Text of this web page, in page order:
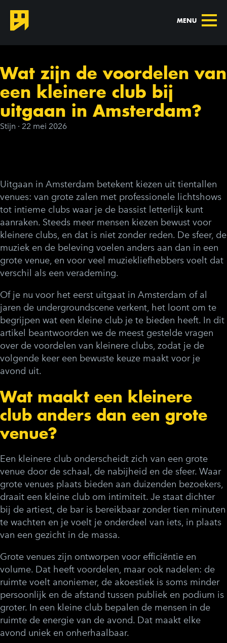
MENU
Wat zijn de voordelen van
een kleinere club bij
uitgaan in Amsterdam?
Stijn · 22 mei 2026
Uitgaan in Amsterdam betekent kiezen uit tientallen
venues: van grote zalen met professionele lichtshows
tot intieme clubs waar je de bassist letterlijk kunt
aanraken. Steeds meer mensen kiezen bewust voor
kleinere clubs, en dat is niet zonder reden. De sfeer, de
muziek en de beleving voelen anders aan dan in een
grote venue, en voor veel muziekliefhebbers voelt dat
verschil als een verademing.
Of je nu voor het eerst uitgaat in Amsterdam of al
jaren de undergroundscene verkent, het loont om te
begrijpen wat een kleine club je te bieden heeft. In dit
artikel beantwoorden we de meest gestelde vragen
over de voordelen van kleinere clubs, zodat je de
volgende keer een bewuste keuze maakt voor je
avond uit.
Wat maakt een kleinere
club anders dan een grote
venue?
Een kleinere club onderscheidt zich van een grote
venue door de schaal, de nabijheid en de sfeer. Waar
grote venues plaats bieden aan duizenden bezoekers,
draait een kleine club om intimiteit. Je staat dichter
bij de artiest, de bar is bereikbaar zonder tien minuten
te wachten en je voelt je onderdeel van iets, in plaats
van een gezicht in de massa.
Grote venues zijn ontworpen voor efficiëntie en
volume. Dat heeft voordelen, maar ook nadelen: de
ruimte voelt anoniemer, de akoestiek is soms minder
persoonlijk en de afstand tussen publiek en podium is
groter. In een kleine club bepalen de mensen in de
ruimte de energie van de avond. Dat maakt elke
avond uniek en onherhaalbaar.